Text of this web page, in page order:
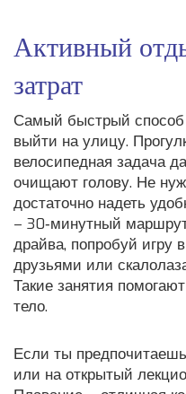
Активный
затрат
Самый быстрый
выйти на улицу.
велосипедная задача
очищают голову. Не
достаточно надеть
– 30‑минутный
драйва, попробуй игру
друзьями или
Такие занятия
тело.
Если ты
или на открытый